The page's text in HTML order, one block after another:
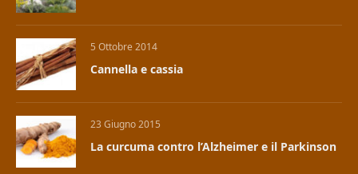
5 Ottobre 2014
Cannella e cassia
23 Giugno 2015
La curcuma contro l’Alzheimer e il Parkinson